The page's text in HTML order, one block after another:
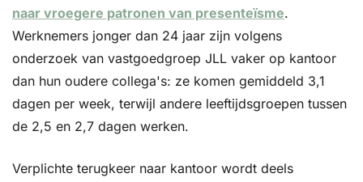
naar vroegere patronen van presenteïsme.
Werknemers jonger dan 24 jaar zijn volgens
onderzoek van vastgoedgroep JLL vaker op kantoor
dan hun oudere collega's: ze komen gemiddeld 3,1
dagen per week, terwijl andere leeftijdsgroepen tussen
de 2,5 en 2,7 dagen werken.
Verplichte terugkeer naar kantoor wordt deels